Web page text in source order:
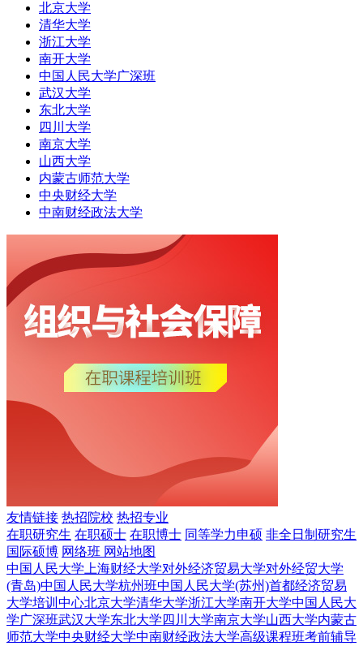
北京大学
清华大学
浙江大学
南开大学
中国人民大学广深班
武汉大学
东北大学
四川大学
南京大学
山西大学
内蒙古师范大学
中央财经大学
中南财经政法大学
友情链接 热招院校 热招专业
在职研究生 在职硕士 在职博士 同等学力申硕 非全日制研究生
国际硕博 网络班 网站地图
中国人民大学上海财经大学对外经济贸易大学对外经贸大学
(青岛)中国人民大学杭州班中国人民大学(苏州)首都经济贸易
大学培训中心北京大学清华大学浙江大学南开大学中国人民大
学广深班武汉大学东北大学 四川大学南京大学山西大学内蒙古
师范大学中央财经大学中南财经政法大学高级课程班考前辅导